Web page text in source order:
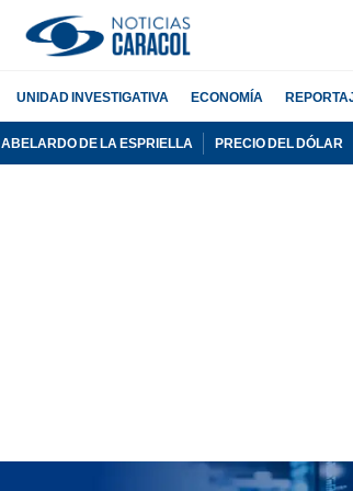
UNIDAD INVESTIGATIVA ECONOMÍA
ABELARDO DE LA ESPRIELLA PRECIO DEL DÓLAR